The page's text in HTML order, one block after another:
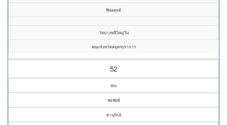
พิษอดุลย์
วัดบางพลีใหญ่ใน
คณะจังหวัดสมุทรปราการ
52
พระ
ชยพัทธ์
ดานุรักษ์